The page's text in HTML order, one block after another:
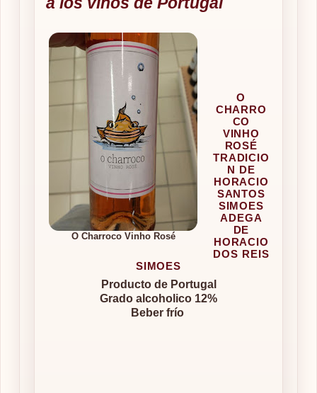
O Charroco Vinho Rosé
O
CHARRO
CO
VINHO
ROSÉ
TRADICIO
N DE
HORACIO
SANTOS
SIMOES
ADEGA
DE
HORACIO
DOS REIS
SIMOES
Producto de Portugal
Grado alcoholico 12%
Beber frío